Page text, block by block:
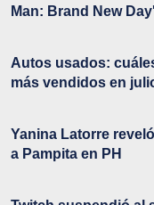
Man: Brand New Day'
Autos usados:
más vendidos en
Yanina Latorre
a Pampita en PH